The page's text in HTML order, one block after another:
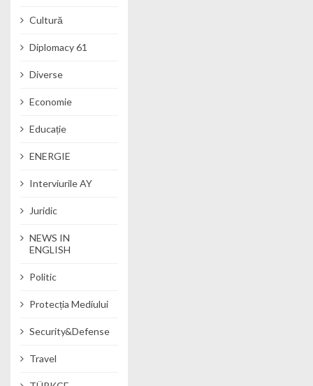
Cultură
Diplomacy 61
Diverse
Economie
Educație
ENERGIE
Interviurile AY
Juridic
NEWS IN
ENGLISH
Politic
Protecția Mediului
Security&Defense
Travel